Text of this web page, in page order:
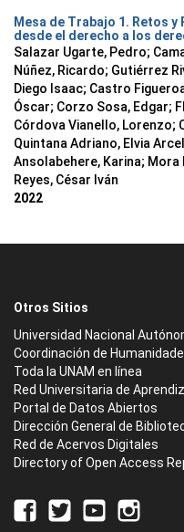
Mesa de Trabajo 1. Retos
desde el derecho a los
Salazar Ugarte, Pedro;
Núñez, Ricardo; Gutiérrez
Diego Isaac; Castro
Óscar; Corzo Sosa, Edgar;
Córdova Vianello, Lorenzo;
Quintana Adriano, Elvia
Ansolabehere, Karina; Mora
Reyes, César Iván
2022
Otros Sitios
Universidad Nacional
Coordinación de
Toda la UNAM en línea
Red Universitaria de
Portal de Datos Abiertos
Dirección General de
Red de Acervos Digitales
Directory of Open Access